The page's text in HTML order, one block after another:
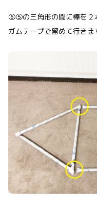
⑥⑤の三角形の間に棒を２
ガムテープで留めて行きま